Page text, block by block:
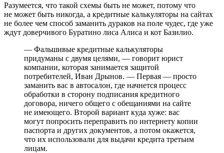
Разумеется, что такой схемы быть не может, потому что
не может быть никогда, а кредитные калькуляторы на сайтах
не более чем способ заманить дураков на поле чудес, где уже
ждут доверчивого Буратино лиса Алиса и кот Базилио.
— Фальшивые кредитные калькуляторы
придуманы с двумя целями, — говорит юрист
компании, которая занимается защитой
потребителей, Иван Дрынов. — Первая — просто
заманить вас в автосалон, где начнется процесс
обработки в сторону подписания кредитного
договора, ничего общего с обещаниями на сайте
не имеющего. Второй вариант куда хуже: вас
могут попросить переправить по интернету копии
паспорта и других документов, а потом окажется,
что их использовали для выдачи кредита третьим
лицам.